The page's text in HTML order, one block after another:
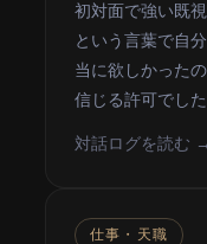
初対面で強い既
という言葉で自
当に欲しかった
信じる許可でした
対話ログを読む →
仕事・天職